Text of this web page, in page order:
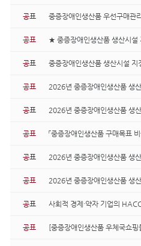
공표 중증장애인생산품 우선구매
공표 ★ 중증장애인생산품 생산시
공표 중증장애인생산품 생산시설
공표 2026년 중증장애인생산품 생
공표 2026년 중증장애인생산품 생
공표 「중증장애인생산품 구매목표
공표 2026년 중증장애인생산품 생
공표 2026년 중증장애인생산품 생
공표 사회적 경제·약자 기업의
공표 [중증장애인생산품 우체국쇼